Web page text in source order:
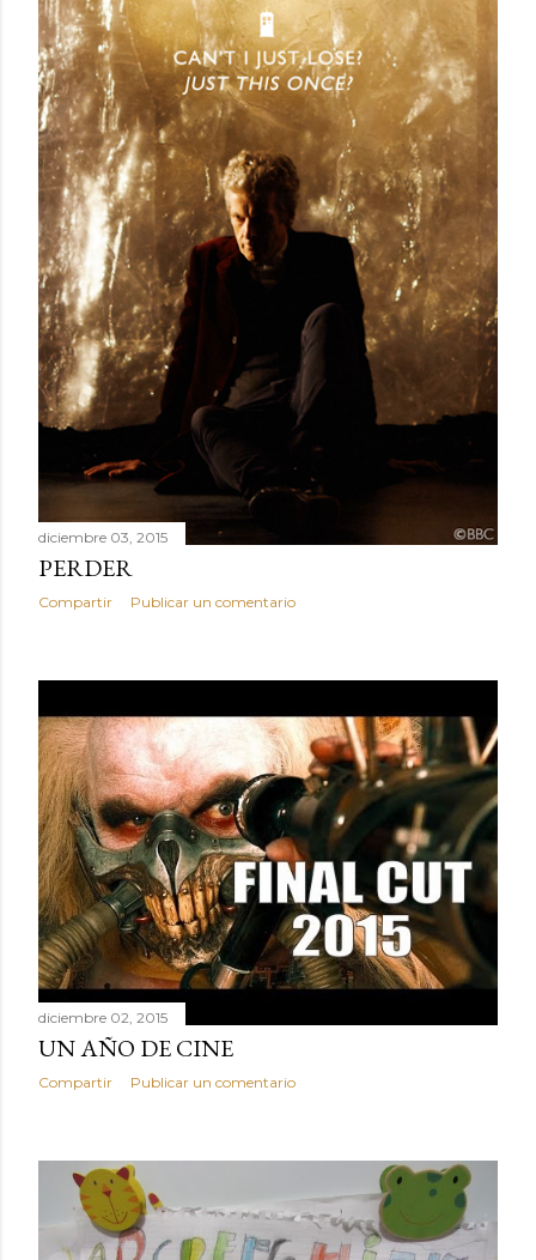
diciembre 03, 2015
PERDER
Compartir Publicar un comentario
diciembre 02, 2015
UN AÑO DE CINE
Compartir Publicar un comentario